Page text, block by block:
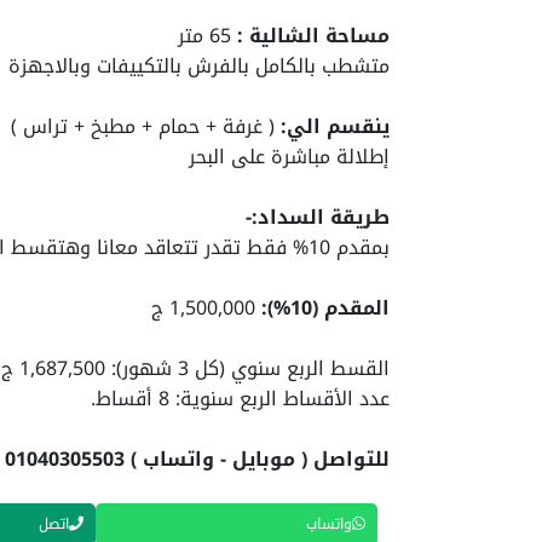
مساحة الشالية :65 متر
متشطب بالكامل بالفرش بالتكييفات وبالاجهزة
ينقسم الي:( غرفة + حمام + مطبخ + تراس )
إطلالة مباشرة على البحر
طريقة السداد:-
بمقدم 10% فقط تقدر تتعاقد معانا وهتقسط الباقي علي سنتين
المقدم (10%):
1,500,000 ج
القسط الربع سنوي (كل 3 شهور): 1,687,500 ج
عدد الأقساط الربع سنوية: 8 أقساط.
للتواصل ( موبايل - واتساب ) 01040305503
واتساب اتصل